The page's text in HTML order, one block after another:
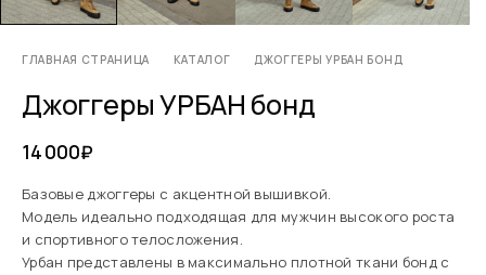
ГЛАВНАЯ СТРАНИЦА КАТАЛОГ ДЖОГГЕРЫ УРБАН БОНД
Джоггеры УРБАН бонд
14 000₽
Базовые джоггеры с акцентной вышивкой.
Модель идеально подходящая для мужчин высокого роста
и спортивного телосложения.
Урбан представлены в максимально плотной ткани бонд с